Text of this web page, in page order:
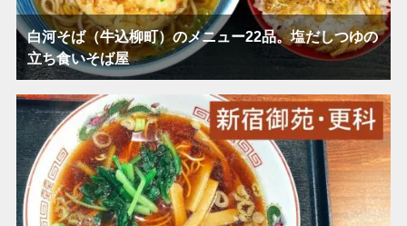
白河そば（牛込柳町）のメニュー22品。塩だしつゆの
立ち食いそば屋